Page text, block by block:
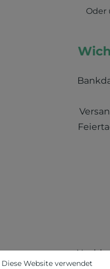
Oder
Diese Website verwendet